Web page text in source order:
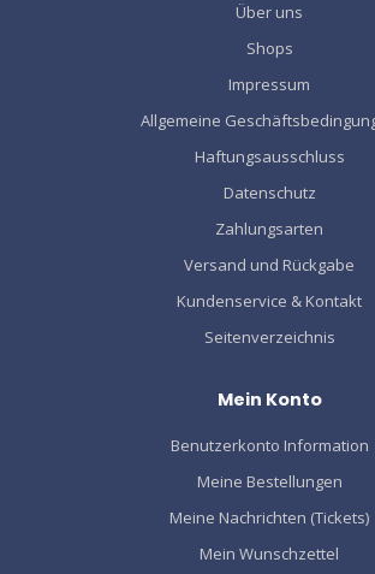
Über uns
Shops
Impressum
Allgemeine
Haftungsausschluss
Datenschutz
Zahlungsarten
Versand und Rückgabe
Kundenservice & Kontakt
Seitenverzeichnis
Mein Konto
Benutzerkonto Information
Meine Bestellungen
Meine Nachrichten (Tickets)
Mein Wunschzettel